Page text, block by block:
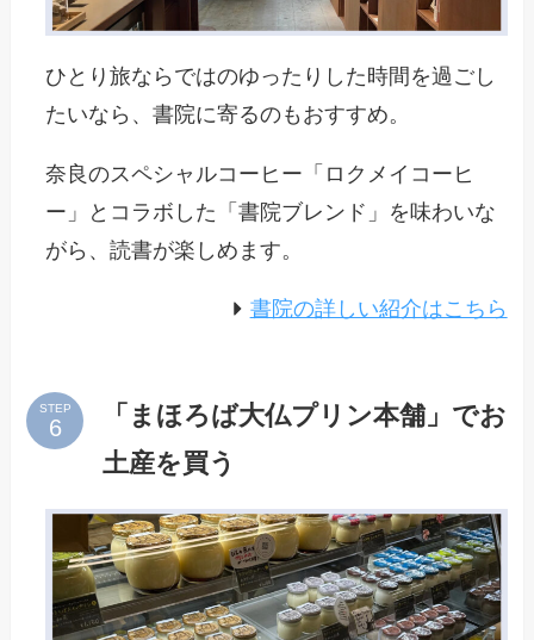
ひとり旅ならではのゆったりした時間を過ごし
たいなら、書院に寄るのもおすすめ。
奈良のスペシャルコーヒー「ロクメイコーヒ
ー」とコラボした「書院ブレンド」を味わいな
がら、読書が楽しめます。
書院の詳しい紹介はこちら
STEP
「まほろば大仏プリン本舗」でお
土産を買う